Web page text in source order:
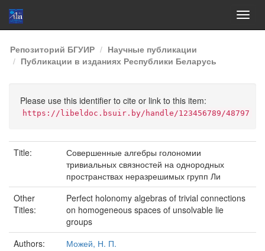
Skip
navigation
Репозиторий БГУИР
Научные публикации
Публикации в изданиях Республики Беларусь
Please use this identifier to cite or link to this item:
https://libeldoc.bsuir.by/handle/123456789/48797
Title:
Совершенные алгебры голономии
тривиальных связностей на однородных
пространствах неразрешимых групп Ли
Other
Titles:
Perfect holonomy algebras of trivial connections
on homogeneous spaces of unsolvable lie
groups
Authors:
Можей, Н. П.